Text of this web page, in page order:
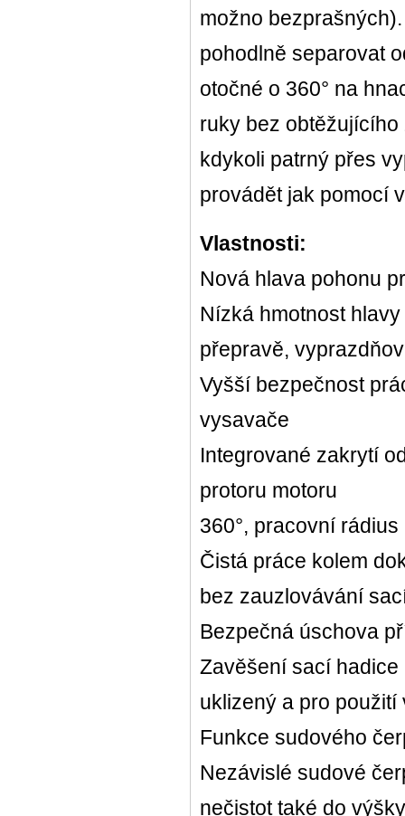
možno
pohodlně separovat
otočné o 360° na
ruky bez
kdykoli patrný přes
provádět jak pomocí
Vlastnosti:
Nová hlava pohonu
Nízká hmotnost
přepravě,
Vyšší bezpečnost
vysavače
Integrované zakrytí
protoru motoru
360°, pracovní rádius
Čistá práce kolem
bez zauzlovávání
Bezpečná úschova
Zavěšení sací
uklizený a pro
Funkce sudového
Nezávislé sudové
nečistot také do výšky